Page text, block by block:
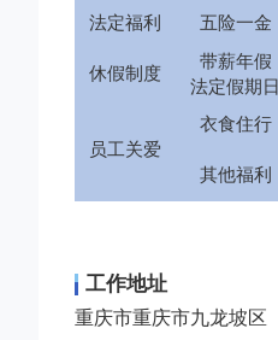
法定福利 五险一金
休假制度
带薪年假
法定假期日
员工关爱
衣食住行
其他福利
工作地址
重庆市重庆市九龙坡区